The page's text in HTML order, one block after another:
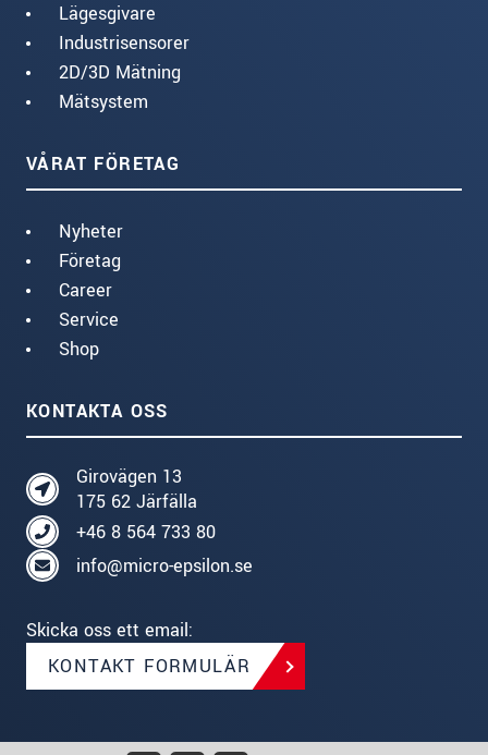
Lägesgivare
Industrisensorer
2D/3D Mätning
Mätsystem
VÅRAT FÖRETAG
Nyheter
Företag
Career
Service
Shop
KONTAKTA OSS
Girovägen 13
175 62 Järfälla
+46 8 564 733 80
info@micro-epsilon.se
Skicka oss ett email:
KONTAKT FORMULÄR